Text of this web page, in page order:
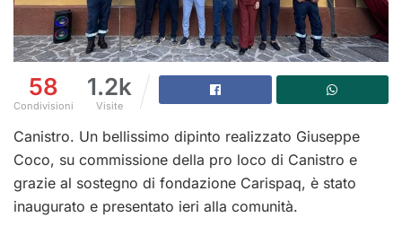
58
Condivisioni
1.2k
Visite
Canistro. Un bellissimo dipinto realizzato Giuseppe
Coco, su commissione della pro loco di Canistro e
grazie al sostegno di fondazione Carispaq, è stato
inaugurato e presentato ieri alla comunità.